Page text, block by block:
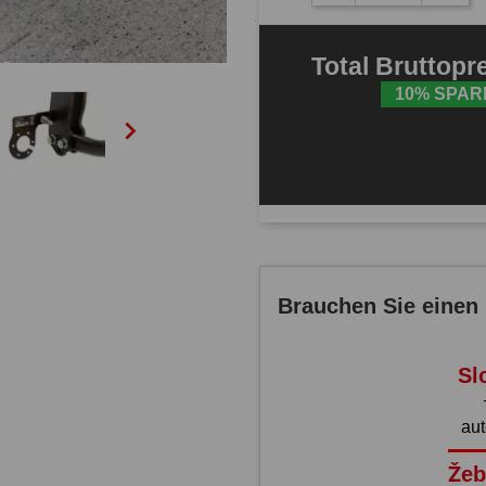

Total
10%
Brauchen Sie